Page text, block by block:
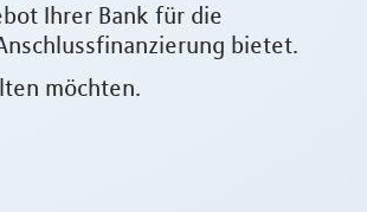
Ihrer Bank für die
bietet.
möchten.